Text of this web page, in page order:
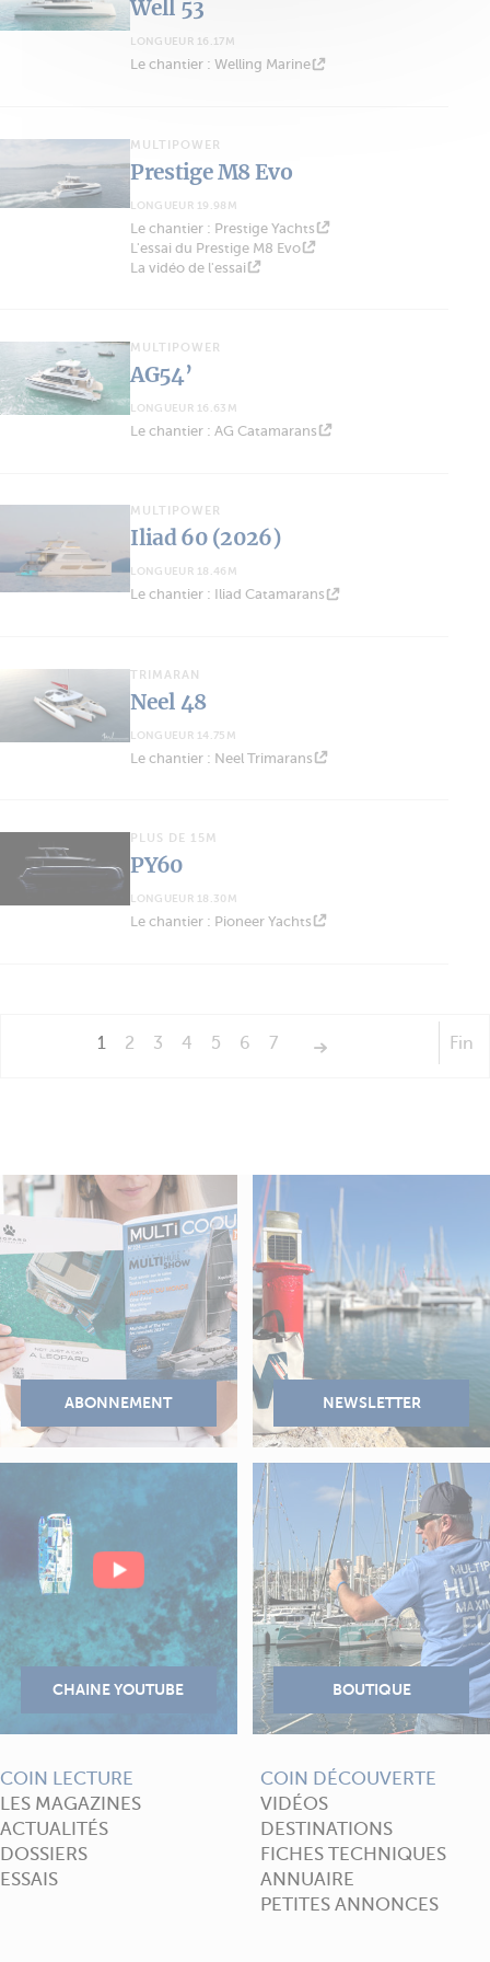
Well 53
LONGUEUR 16.17M
Le chantier : Welling Marine
MULTIPOWER
Prestige M8 Evo
LONGUEUR 19.98M
Le chantier : Prestige Yachts
L'essai du Prestige M8 Evo
La vidéo de l'essai
MULTIPOWER
AG54’
LONGUEUR 16.63M
Le chantier : AG Catamarans
MULTIPOWER
Iliad 60 (2026)
LONGUEUR 18.46M
Le chantier : Iliad Catamarans
TRIMARAN
Neel 48
LONGUEUR 14.75M
Le chantier : Neel Trimarans
PLUS DE 15M
PY60
LONGUEUR 18.30M
Le chantier : Pioneer Yachts
1 2 3 4 5 6 7 Fin
COIN LECTURE
LES MAGAZINES
ACTUALITÉS
DOSSIERS
ESSAIS
COIN DÉCOUVERTE
VIDÉOS
DESTINATIONS
FICHES TECHNIQUES
ANNUAIRE
PETITES ANNONCES